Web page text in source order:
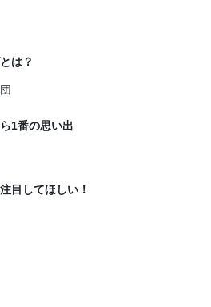
は？
1番の思い出
目してほしい！